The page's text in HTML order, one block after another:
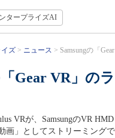
タープライズAI
イズ ニュース Samsungの「
「Gear VR」の
VRが、SamsungのVR
画」としてストリーミング